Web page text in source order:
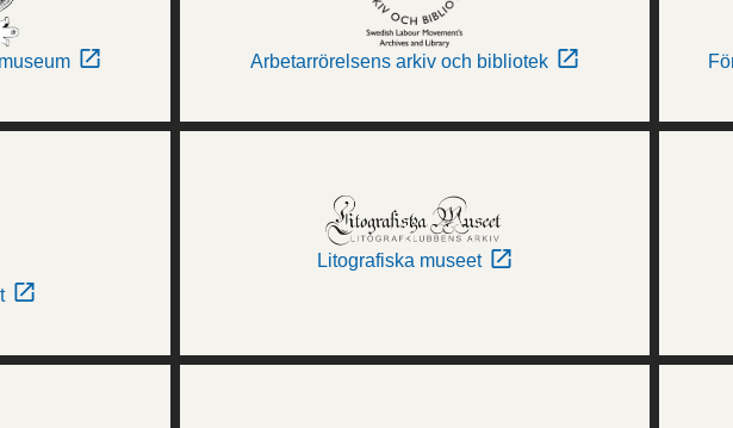
Arbetarrörelsens arkiv och bibliotek
Litografiska museet